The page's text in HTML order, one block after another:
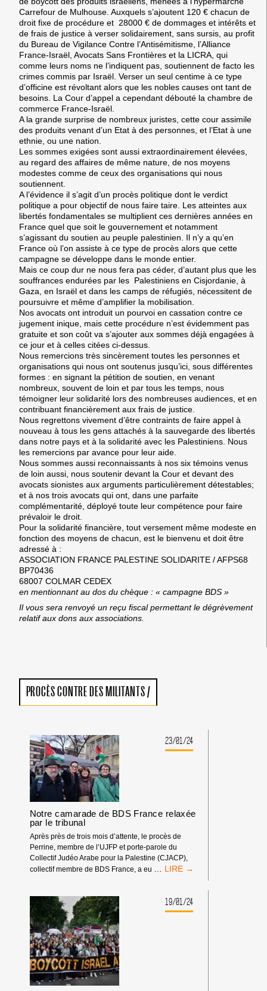
Carrefour de Mulhouse. Auxquels s’ajoutent 120 € chacun de
droit fixe de procédure et 28000 € de dommages et intérêts et
de frais de justice à verser solidairement, sans sursis, au profit
du Bureau de Vigilance Contre l’Antisémitisme, l’Alliance
France-Israël, Avocats Sans Frontières et la LICRA, qui
comme leurs noms ne l’indiquent pas, soutiennent de facto les
crimes commis par Israël. Verser un seul centime à ce type
d’officine est révoltant alors que les nobles causes ont tant de
besoins. La Cour d’appel a cependant débouté la chambre de
commerce France-Israël.
A la grande surprise de nombreux juristes, cette cour assimile
des produits venant d’un Etat à des personnes, et l’Etat à une
ethnie, ou une nation.
Les sommes exigées sont aussi extraordinairement élevées,
au regard des affaires de même nature, de nos moyens
modestes comme de ceux des organisations qui nous
soutiennent.
A l’évidence il s’agit d’un procès politique dont le verdict
politique a pour objectif de nous faire taire. Les atteintes aux
libertés fondamentales se multiplient ces dernières années en
France quel que soit le gouvernement et notamment
s’agissant du soutien au peuple palestinien. Il n’y a qu’en
France où l’on assiste à ce type de procès alors que cette
campagne se développe dans le monde entier.
Mais ce coup dur ne nous fera pas céder, d’autant plus que les
souffrances endurées par les Palestiniens en Cisjordanie, à
Gaza, en Israël et dans les camps de réfugiés, nécessitent de
poursuivre et même d’amplifier la mobilisation.
Nos avocats ont introduit un pourvoi en cassation contre ce
jugement inique, mais cette procédure n’est évidemment pas
gratuite et son coût va s’ajouter aux sommes déjà engagées à
ce jour et à celles citées ci-dessus.
Nous remercions très sincèrement toutes les personnes et
organisations qui nous ont soutenus jusqu’ici, sous différentes
formes : en signant la pétition de soutien, en venant
nombreux, souvent de loin et par tous les temps, nous
témoigner leur solidarité lors des nombreuses audiences, et en
contribuant financièrement aux frais de justice.
Nous regrettons vivement d’être contraints de faire appel à
nouveau à tous les gens attachés à la sauvegarde des libertés
dans notre pays et à la solidarité avec les Palestiniens. Nous
les remercions par avance pour leur aide.
Nous sommes aussi reconnaissants à nos six témoins venus
de loin aussi, nous soutenir devant la Cour et devant des
avocats sionistes aux arguments particulièrement détestables;
et à nos trois avocats qui ont, dans une parfaite
complémentarité, déployé toute leur compétence pour faire
prévaloir le droit.
Pour la solidarité financière, tout versement même modeste en
fonction des moyens de chacun, est le bienvenu et doit être
adressé à :
ASSOCIATION FRANCE PALESTINE SOLIDARITE / AFPS68
BP70436
68007 COLMAR CEDEX
en mentionnant au dos du chèque : « campagne BDS »
Il vous sera renvoyé un reçu fiscal permettant le dégrèvement
relatif aux dons aux associations.
PROCÈS CONTRE DES MILITANTS/
23/01/24
Notre camarade de BDS France relaxée
par le tribunal
Après près de trois mois d’attente, le procès de
Perrine, membre de l’UJFP et porte-parole du
Collectif Judéo Arabe pour la Palestine (CJACP),
collectif membre de BDS France, a eu … NOTRE
BDS
FRANCE
19/01/24